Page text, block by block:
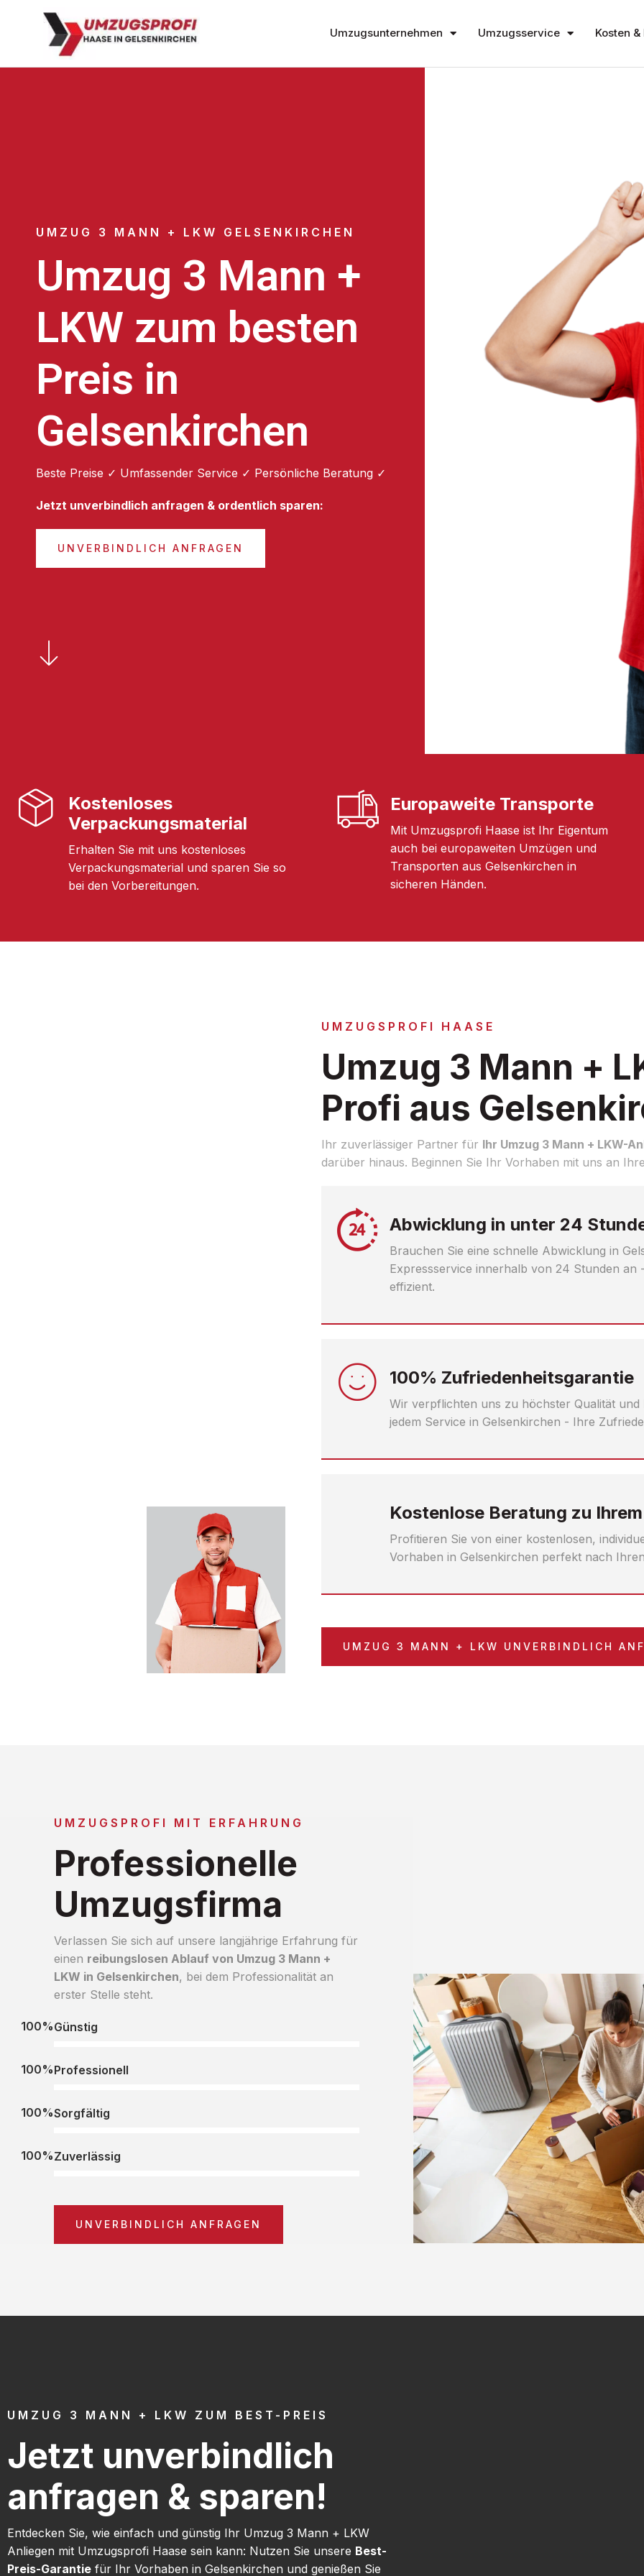
Umzugsunternehmen Umzugsservice Kosten &
UMZUG 3 MANN + LKW GELSENKIRCHEN
Umzug 3 Mann +
LKW zum besten
Preis in
Gelsenkirchen
Beste Preise ✓ Umfassender Service ✓ Persönliche Beratung ✓
Jetzt unverbindlich anfragen & ordentlich sparen:
UNVERBINDLICH ANFRAGEN
Kostenloses
Verpackungsmaterial
Erhalten Sie mit uns kostenloses
Verpackungsmaterial und sparen Sie so
bei den Vorbereitungen.
Europaweite Transporte
Mit Umzugsprofi Haase ist Ihr Eigentum
auch bei europaweiten Umzügen und
Transporten aus Gelsenkirchen in
sicheren Händen.
UMZUGSPROFI HAASE
Umzug 3 Mann +
Profi aus
Ihr zuverlässiger Partner für Ihr Umzug 3 Mann + LKW-
darüber hinaus. Beginnen Sie Ihr Vorhaben mit uns an
Abwicklung in unter 24
Brauchen Sie eine schnelle Abwicklung in
Expressservice innerhalb von 24 Stunden an
effizient.
100% Zufriedenheitsgarantie
Wir verpflichten uns zu höchster Qualität und
jedem Service in Gelsenkirchen - Ihre
Kostenlose Beratung zu
Profitieren Sie von einer kostenlosen,
Vorhaben in Gelsenkirchen perfekt nach
UMZUG 3 MANN + LKW UNVERBINDLICH
UMZUGSPROFI MIT ERFAHRUNG
Professionelle
Umzugsfirma
Verlassen Sie sich auf unsere langjährige Erfahrung für
einen reibungslosen Ablauf von Umzug 3 Mann +
LKW in Gelsenkirchen, bei dem Professionalität an
erster Stelle steht.
Günstig
100%
Professionell
100%
Sorgfältig
100%
Zuverlässig
100%
UNVERBINDLICH ANFRAGEN
UMZUG 3 MANN + LKW ZUM BEST-PREIS
Jetzt unverbindlich
anfragen & sparen!
Entdecken Sie, wie einfach und günstig Ihr Umzug 3 Mann + LKW
Anliegen mit Umzugsprofi Haase sein kann: Nutzen Sie unsere Best-
Preis-Garantie für Ihr Vorhaben in Gelsenkirchen und genießen Sie